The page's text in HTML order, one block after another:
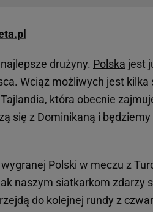
drużyny. Polska jest
Wciąż możliwych jest kilka
która obecnie
się z Dominikaną i będziemy
Polski w meczu z
naszym siatkarkom zdarzy
do kolejnej rundy z